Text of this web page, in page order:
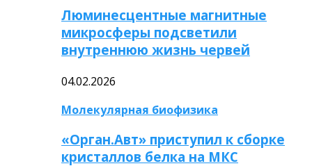
Люминесцентные магнитные
микросферы подсветили
внутреннюю жизнь червей
04.02.2026
Молекулярная биофизика
«Орган.Авт» приступил к сборке
кристаллов белка на МКС